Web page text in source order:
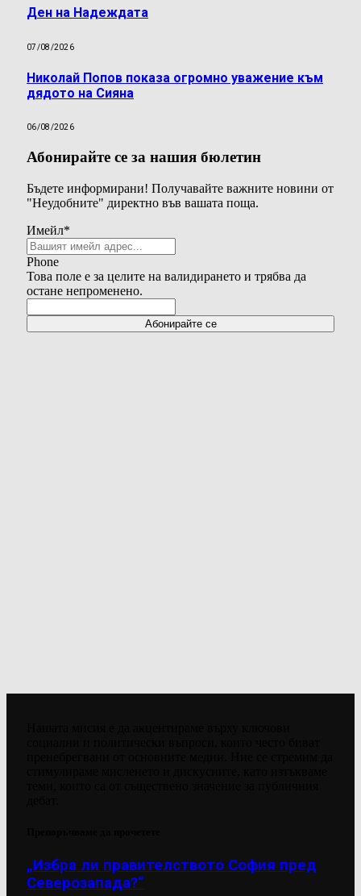
Ден на Надеждата
07/08/2026
Николай Попов показа огромно уважение към
дядото на Сияна
06/08/2026
Абонирайте се за нашия бюлетин
Бъдете информирани! Получавайте важните новини от
"Неудобните" директно във вашата поща.
Имейл*
Phone
Това поле е за целите на валидирането и трябва да
остане непроменено.
„Избра ли правителството София пред
Северозапада?“